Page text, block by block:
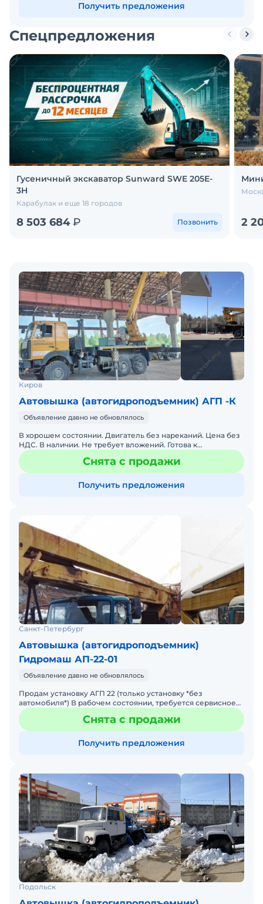
Получить предложения
Спецпредложения
Гусеничный экскаватор Sunward SWE 205E-
3H
Карабулак и еще 18 городов
8 503 684₽ Позвонить 2
Киров
Автовышка (автогидроподъемник) АГП -К
Объявление давно не обновлялось
В хорошем состоянии. Двигатель без нареканий. Цена без
НДС. В наличии. Не требует вложений. Готова к
эксплуатации. Возможна продажа в лизинг.
Снята с продажи
Получить предложения
Санкт-Петербург
Автовышка (автогидроподъемник)
Гидромаш АП-22-01
Объявление давно не обновлялось
Продам установку АГП 22 (только установку *без
автомобиля*) В рабочем состоянии, требуется сервисное
обслуживание. На данный момент установлено на шасси
грузови
Снята с продажи
Получить предложения
Подольск